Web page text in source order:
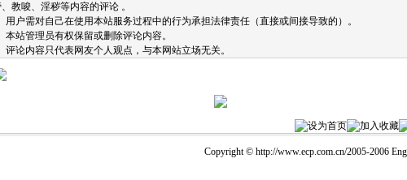
教唆、淫秽等内容的评论 。
用户需对自己在使用本站服务过程中的行为承担法律责任（直接或间接导致的）。
本站管理员有权保留或删除评论内容。
评论内容只代表网友个人观点，与本网站立场无关。
设为首页 加入收藏
Copyright © http://www.ecp.com.cn/2005-2006